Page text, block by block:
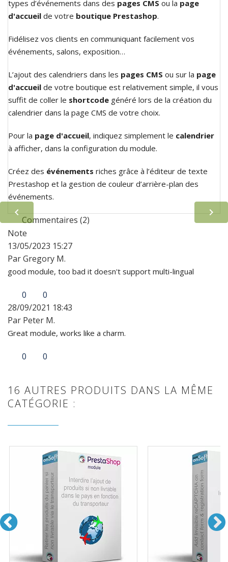
types d’événements dans des pages CMS ou la page
d'accueil de votre boutique Prestashop.
Fidélisez vos clients en communiquant facilement vos
événements, salons, exposition…
L’ajout des calendriers dans les pages CMS ou sur la page
d'accueil de votre boutique est relativement simple, il vous
suffit de coller le shortcode généré lors de la création du
calendrier dans la page CMS de votre choix.
Pour la page d'accueil, indiquez simplement le calendrier
à afficher, dans la configuration du module.
Créez des événements riches grâce à l’éditeur de texte
Prestashop et la gestion de couleur d’arrière-plan des
événements.
Commentaires (2)
Note
13/05/2023 15:27
Par Gregory M.
good module, too bad it doesn't support multi-lingual
0
0
28/09/2021 18:43
Par Peter M.
Great module, works like a charm.
0 0
16 AUTRES PRODUITS DANS LA MÊME
CATÉGORIE :
 